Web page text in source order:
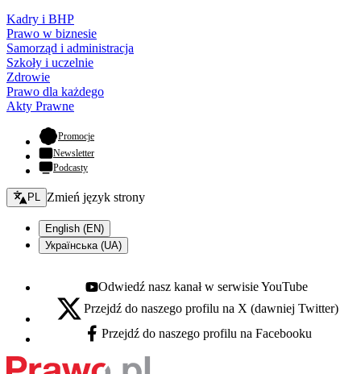
Kadry i BHP
Prawo w biznesie
Samorząd i administracja
Szkoły i uczelnie
Zdrowie
Prawo dla każdego
Akty Prawne
Promocje- otwiera się w nowej karcie
Newsletter
Podcasty
Zmień język - bieżący:
PL Zmień język strony
English (EN)
Українська (UA)
Youtube - otwiera się w nowej karcie
Odwiedź nasz kanał w serwisie YouTube
X - otwiera się w nowej karcie
Przejdź do naszego profilu na X (dawniej Twitter)
Facebook - otwiera się w nowej karcie
Przejdź do naszego profilu na Facebooku